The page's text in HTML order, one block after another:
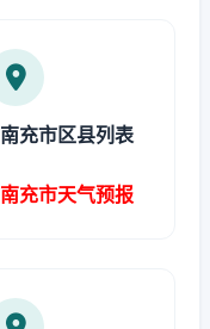
南充市区县列表
南充市天气预报